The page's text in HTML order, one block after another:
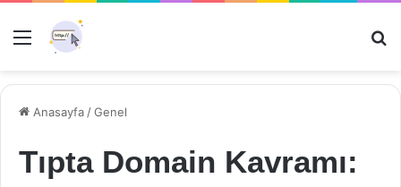
Menü
Anasayfa /Genel
Tıpta Domain Kavramı: